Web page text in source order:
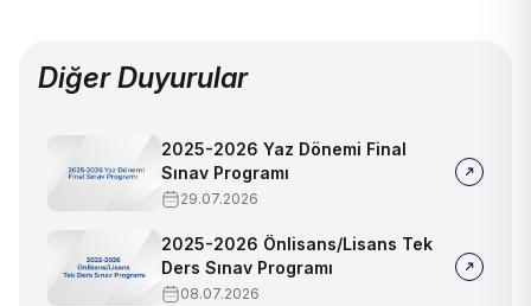
Diğer Duyurular
2025-2026 Yaz Dönemi Final
Sınav Programı
29.07.2026
2025-2026 Önlisans/Lisans Tek
Ders Sınav Programı
08.07.2026